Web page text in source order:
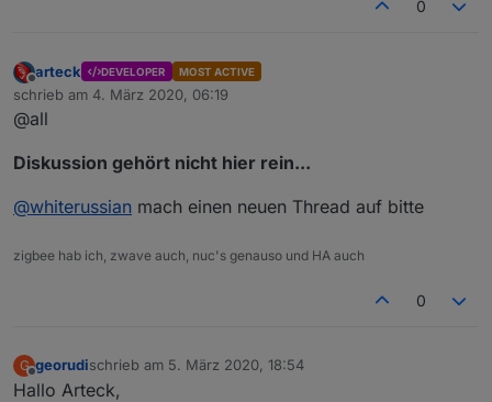
0
Offline
arteck DEVELOPER MOST ACTIVE
schrieb am 4. März 2020, 06:19
zuletzt editiert von
@all
Diskussion gehört nicht hier rein...
@whiterussian mach einen neuen Thread auf bitte
zigbee hab ich, zwave auch, nuc's genauso und HA auch
0
G
Offline
georudischrieb am 5. März 2020, 18:54
zuletzt editiert von
Hallo Arteck,